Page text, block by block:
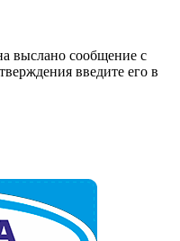
выслано сообщение с
введите его в